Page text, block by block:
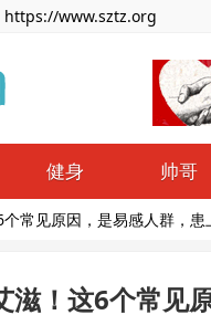
https://www.sztz.org
健身 帅哥
常见原因，是易感人群，患
滋！这6个常见